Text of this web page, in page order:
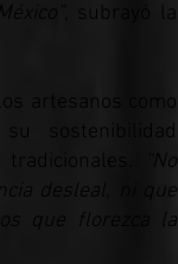
, subrayó la
artesanos como
sostenibilidad
“No
desleal, ni que
que florezca la